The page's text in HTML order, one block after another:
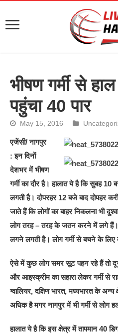
भीषण गर्मी से
पहुंचा 40 पार
May 15, 2016
एजेंसी/ नागपुर
: इन दिनों
देशभर में भीषण
गर्मी का दौर है। हालात ये है कि सुबह
लगती है। दोपरहर 12 बजे बाद दोपहर
जाते हैं कि लोगों का बाहर निकलना भी
लोग तरह – तरह के जतन करने में लगे
लगने लगती है। लोग गर्मी से बचने के
ऐसे में कुछ लोग समर सूट पहन रहे हैं तो
और आइस्क्रीम का सहारा लेकर गर्मी से
ग्वालियर, दक्षिण भारत, मध्यभारत के अन्य
अधिक है मगर नागपुर में भी गर्मी से लोग
हालात ये है कि इस क्षेत्र में तापमान 40